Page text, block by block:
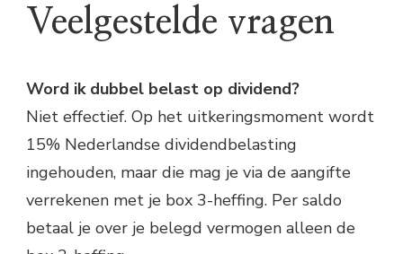
Veelgestelde vragen
Word ik dubbel belast op dividend?
Niet effectief. Op het uitkeringsmoment wordt
15% Nederlandse dividendbelasting
ingehouden, maar die mag je via de aangifte
verrekenen met je box 3-heffing. Per saldo
betaal je over je belegd vermogen alleen de